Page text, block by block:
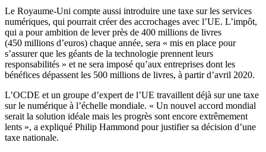
Le Royaume-Uni compte aussi introduire une taxe sur les services
numériques, qui pourrait créer des accrochages avec l’UE. L’impôt,
qui a pour ambition de lever près de 400 millions de livres
(450 millions d’euros) chaque année, sera « mis en place pour
s’assurer que les géants de la technologie prennent leurs
responsabilités » et ne sera imposé qu’aux entreprises dont les
bénéfices dépassent les 500 millions de livres, à partir d’avril 2020.
L’OCDE et un groupe d’expert de l’UE travaillent déjà sur une taxe
sur le numérique à l’échelle mondiale. « Un nouvel accord mondial
serait la solution idéale mais les progrès sont encore extrêmement
lents », a expliqué Philip Hammond pour justifier sa décision d’une
taxe nationale.